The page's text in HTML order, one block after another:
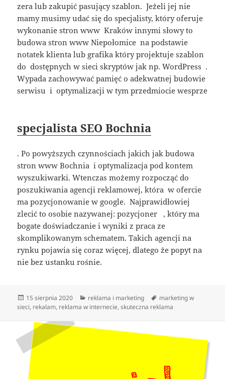
zera lub zakupić pasujący szablon. Jeżeli jej nie
mamy musimy udać się do specjalisty, który oferuje
wykonanie stron www Kraków innymi słowy to
budowa stron www Niepołomice na podstawie
notatek klienta lub grafika który projektuje szablon
do dostępnych w sieci skryptów jak np. WordPress .
Wypada zachowywać pamięć o adekwatnej budowie
serwisu i optymalizacji w tym przedmiocie wesprze
specjalista SEO Bochnia
. Po powyższych czynnościach jakich jak budowa
stron www Bochnia i optymalizacja pod kontem
wyszukiwarki. Wtenczas możemy rozpocząć do
poszukiwania agencji reklamowej, która w ofercie
ma pozycjonowanie w google. Najprawidłowiej
zlecić to osobie nazywanej: pozycjoner , który ma
bogate doświadczanie i wyniki z praca ze
skomplikowanym schematem. Takich agencji na
rynku pojawia się coraz więcej, dlatego że popyt na
nie bez ustanku rośnie.
Data
publikacji
15 sierpnia 2020 Kategorie
reklama i marketing Tagi
marketing w
sieci, rekalam, reklama w internecie,skuteczna reklama